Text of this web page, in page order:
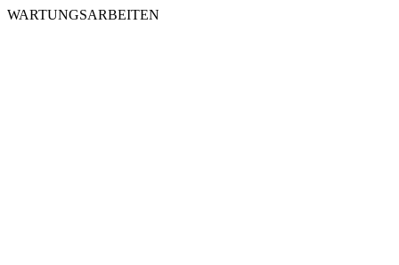
WARTUNGSARBEITEN